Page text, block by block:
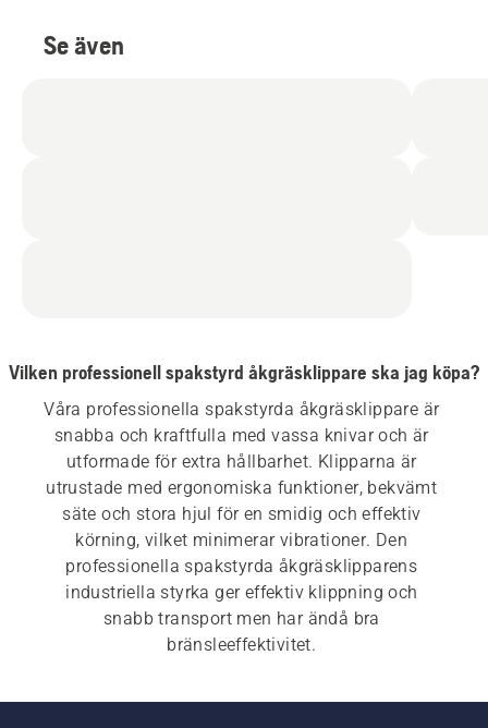
Se även
Vilken professionell spakstyrd åkgräsklippare ska jag köpa?
Våra professionella spakstyrda åkgräsklippare är
snabba och kraftfulla med vassa knivar och är
utformade för extra hållbarhet. Klipparna är
utrustade med ergonomiska funktioner, bekvämt
säte och stora hjul för en smidig och effektiv
körning, vilket minimerar vibrationer. Den
professionella spakstyrda åkgräsklipparens
industriella styrka ger effektiv klippning och
snabb transport men har ändå bra